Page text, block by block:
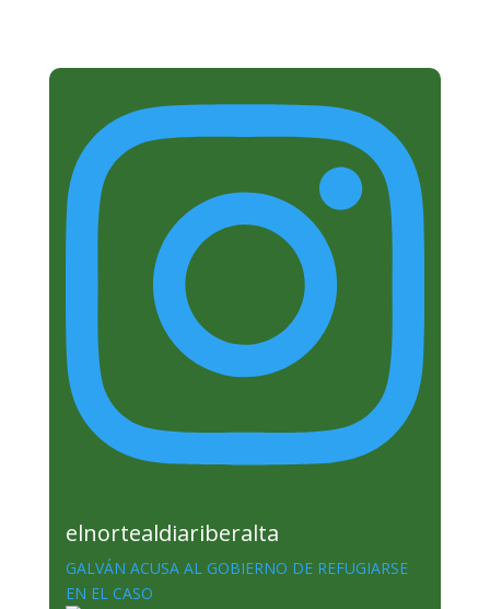
elnortealdiariberalta
GALVÁN ACUSA AL GOBIERNO DE REFUGIARSE
EN EL CASO